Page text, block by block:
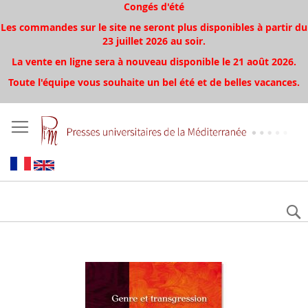
Congés d'été
Les commandes sur le site ne seront plus disponibles à partir du
23 juillet 2026 au soir.
La vente en ligne sera à nouveau disponible le 21 août 2026.
Toute l'équipe vous souhaite un bel été et de belles vacances.